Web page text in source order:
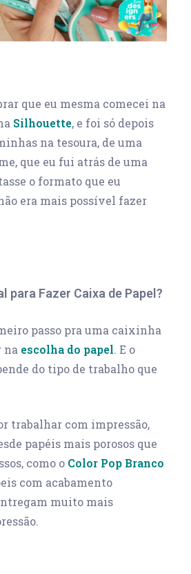
que eu mesma comecei na
Silhouette, e foi só depois
na tesoura, de uma
que eu fui atrás de uma
o formato que eu
era mais possível fazer
para Fazer Caixa de Papel?
passo pra uma caixinha
na escolha do papel. E o
do tipo de trabalho que
trabalhar com impressão,
papéis mais porosos que
como o Color Pop Branco
com acabamento
muito mais